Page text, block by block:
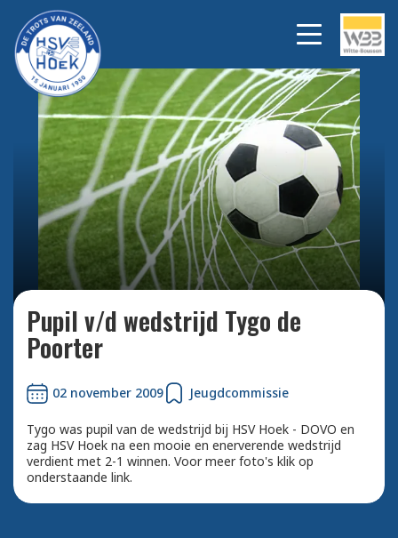
Bekijk alle foto's
Pupil v/d wedstrijd Tygo de
Poorter
02 november 2009 Jeugdcommissie
Tygo was pupil van de wedstrijd bij HSV Hoek - DOVO en
zag HSV Hoek na een mooie en enerverende wedstrijd
verdient met 2-1 winnen. Voor meer foto's klik op
onderstaande link.